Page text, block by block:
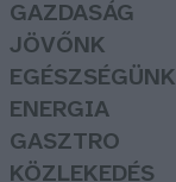
GAZDASÁG
JÖVŐNK
EGÉSZSÉGÜNK
ENERGIA
GASZTRO
KÖZLEKEDÉS